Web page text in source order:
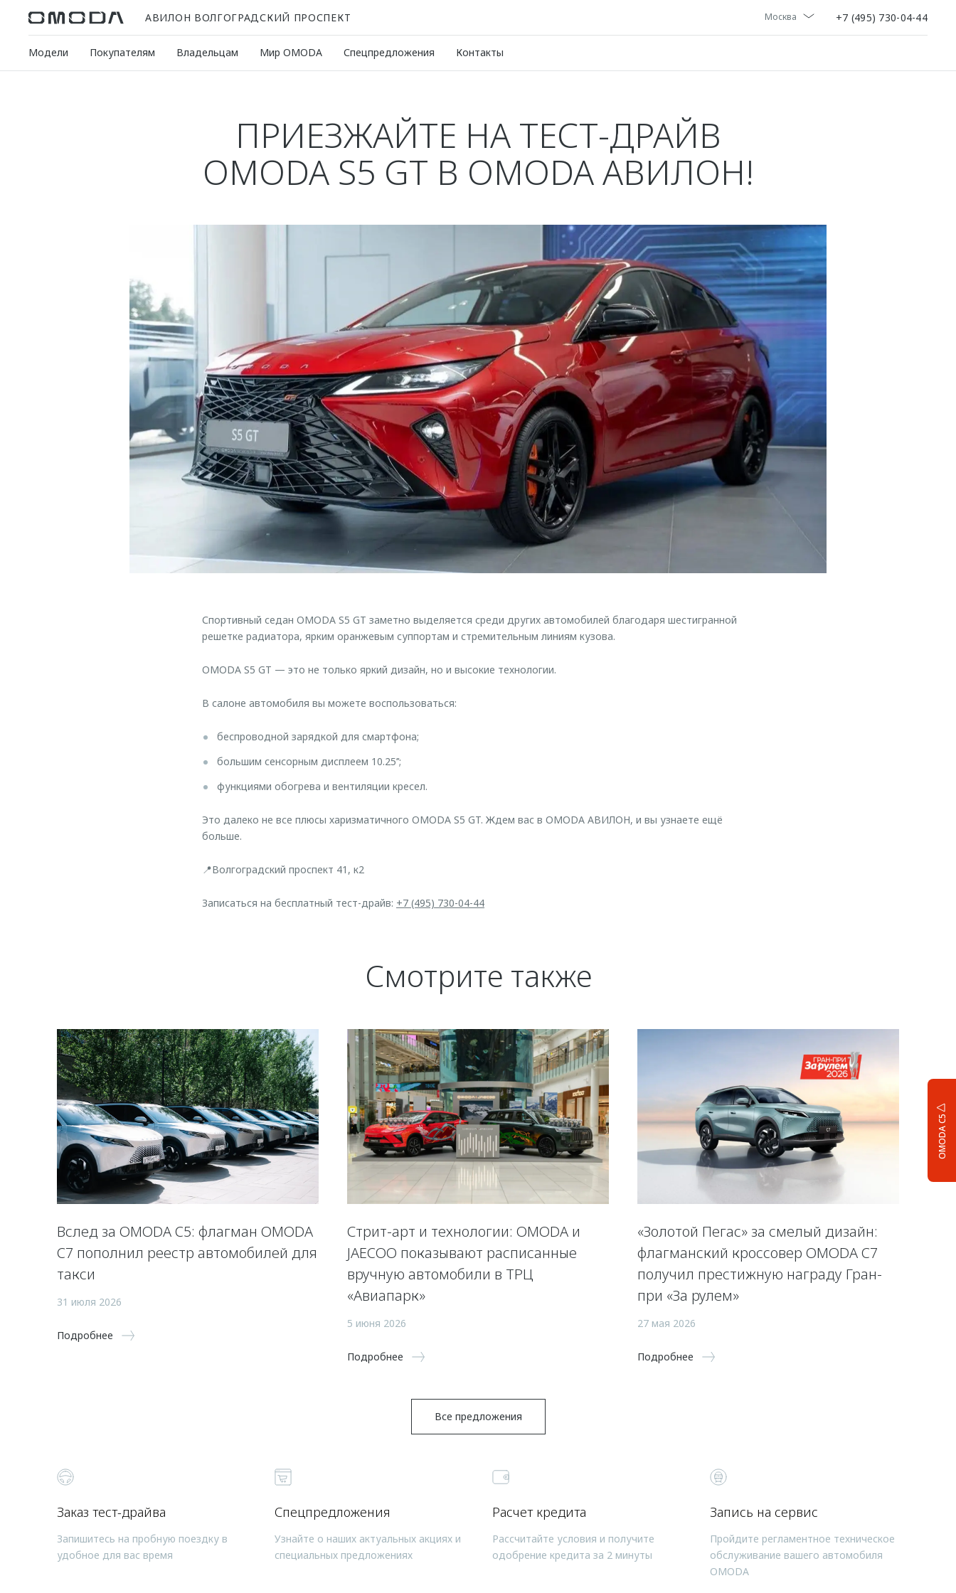
АВИЛОН ВОЛГОГРАДСКИЙ ПРОСПЕКТ Москва +7 (495) 730-04-44
Модели Покупателям Владельцам Мир OMODA Спецпредложения Контакты
OMODA C5
ПРИЕЗЖАЙТЕ НА ТЕСТ-ДРАЙВ
OMODA S5 GT В OMODA АВИЛОН!
Спортивный седан OMODA S5 GT заметно выделяется среди других автомобилей благодаря шестигранной
решетке радиатора, ярким оранжевым суппортам и стремительным линиям кузова.
OMODA S5 GT — это не только яркий дизайн, но и высокие технологии.
В салоне автомобиля вы можете воспользоваться:
беспроводной зарядкой для смартфона;
большим сенсорным дисплеем 10.25’’;
функциями обогрева и вентиляции кресел.
Это далеко не все плюсы харизматичного OMODA S5 GT. Ждем вас в OMODA АВИЛОН, и вы узнаете ещё
больше.
📍Волгоградский проспект 41, к2
Записаться на бесплатный тест-драйв: +7 (495) 730-04-44
Смотрите также
Вслед за OMODA C5: флагман OMODA
C7 пополнил реестр автомобилей для
такси
31 июля 2026
Подробнее
Стрит-арт и технологии: OMODA и
JAECOO показывают расписанные
вручную автомобили в ТРЦ
«Авиапарк»
5 июня 2026
Подробнее
«Золотой Пегас» за смелый дизайн:
флагманский кроссовер OMODA C7
получил престижную награду Гран-
при «За рулем»
27 мая 2026
Подробнее
Все предложения
Заказ тест-драйва
Запишитесь на пробную поездку в
удобное для вас время
Спецпредложения
Узнайте о наших актуальных акциях и
специальных предложениях
Расчет кредита
Рассчитайте условия и получите
одобрение кредита за 2 минуты
Запись на сервис
Пройдите регламентное техническое
обслуживание вашего автомобиля
OMODA